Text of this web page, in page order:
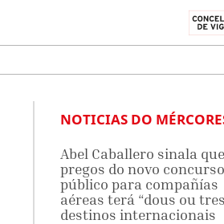
NOTICIAS DO
Abel Caballero sinala
pregos do novo concurso
público para compañías
aéreas terá “dous ou
destinos internacionais